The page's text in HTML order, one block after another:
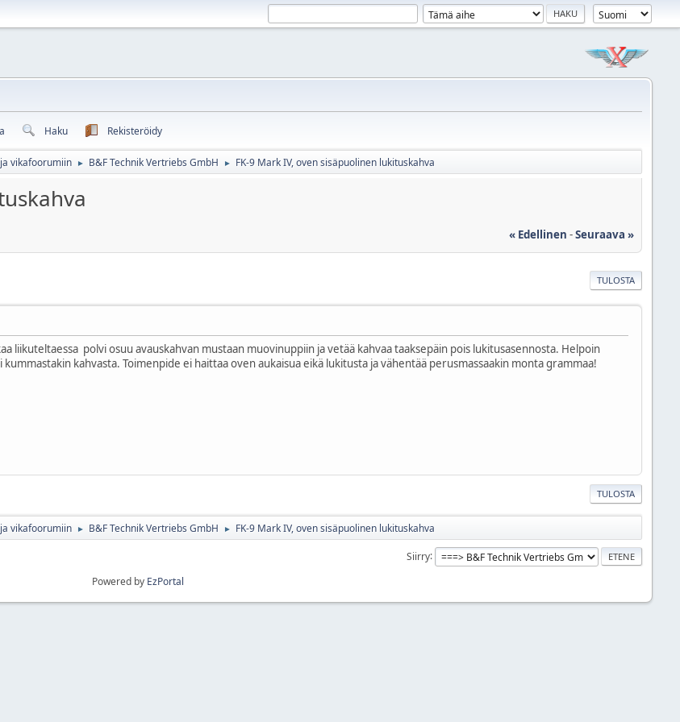
Haku Rekisteröidy
vikafoorumiin ► B&F Technik Vertriebs GmbH ► FK-9 Mark IV, oven sisäpuolinen lukituskahva
« Edellinen -Seuraava »
TULOSTA
liikuteltaessa polvi osuu avauskahvan mustaan muovinuppiin ja vetää kahvaa taaksepäin pois lukitusasennosta. Helpoin
kahvasta. Toimenpide ei haittaa oven aukaisua eikä lukitusta ja vähentää perusmassaakin monta grammaa!
TULOSTA
vikafoorumiin ► B&F Technik Vertriebs GmbH ► FK-9 Mark IV, oven sisäpuolinen lukituskahva
Siirry
Powered by EzPortal